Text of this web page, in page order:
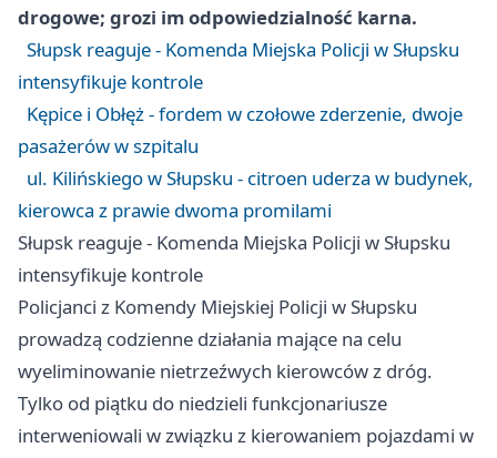
drogowe; grozi im odpowiedzialność karna.
Słupsk reaguje - Komenda Miejska Policji w Słupsku
intensyfikuje kontrole
Kępice i Obłęż - fordem w czołowe zderzenie, dwoje
pasażerów w szpitalu
ul. Kilińskiego w Słupsku - citroen uderza w budynek,
kierowca z prawie dwoma promilami
Słupsk reaguje - Komenda Miejska Policji w Słupsku
intensyfikuje kontrole
Policjanci z Komendy Miejskiej Policji w Słupsku
prowadzą codzienne działania mające na celu
wyeliminowanie nietrzeźwych kierowców z dróg.
Tylko od piątku do niedzieli funkcjonariusze
interweniowali w związku z kierowaniem pojazdami w